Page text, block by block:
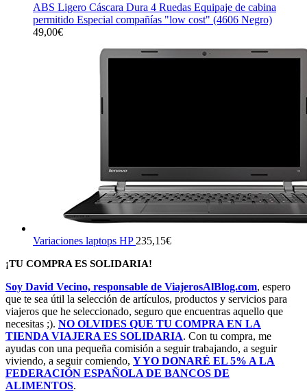
ABS Ligero Cáscara Dura 4 Ruedas Equipaje de cabina
permitido Especial compañías "low cost" (4606 Negro)
49,00€
Variaciones laptops HP 235,15€
¡TU COMPRA ES SOLIDARIA!
Soy David Vecino, responsable de ViajerosAlBlog.com, espero
que te sea útil la selección de artículos, productos y servicios para
viajeros que he seleccionado, seguro que encuentras aquello que
necesitas ;). NO OLVIDES QUE TU COMPRA EN LA
TIENDA VIAJERA ES SOLIDARIA. Con tu compra, me
ayudas con una pequeña comisión a seguir trabajando, a seguir
viviendo, a seguir comiendo, Y YO DONARÉ EL 5% A LA
FEDERACIÓN ESPAÑOLA DE BANCOS DE
ALIMENTOS.